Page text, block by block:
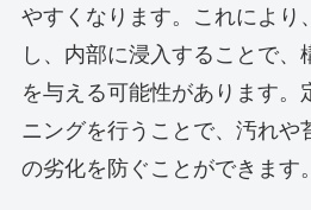
やすくなります。これにより
し、内部に浸入することで、
を与える可能性があります。
ニングを行うことで、汚れや
の劣化を防ぐことができます。